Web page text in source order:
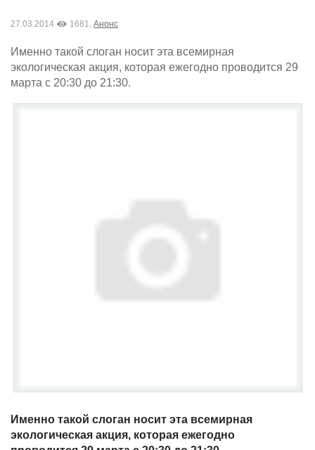
27.03.2014 1681, Анонс
Именно такой слоган носит эта всемирная
экологическая акция, которая ежегодно проводится 29
марта с 20:30 до 21:30.
Именно такой слоган носит эта всемирная
экологическая акция, которая ежегодно